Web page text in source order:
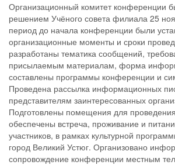
Организационный комитет конференции
решением Учёного совета филиала 25
период до начала конференции были
организационные моменты и сроки
разработаны тематика сообщений,
присылаемым материалам, форма
составлены программы конференции и
Проведена рассылка информационных
представителям заинтересованных
Подготовлены помещения для
обеспечены встреча, проживание и
участников, в рамках культурной
город Великий Устюг. Организовано
сопровождение конференции местным